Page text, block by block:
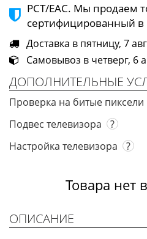
РСТ/ЕАС. Мы продаем
сертифицированный в
Доставка в пятницу, 7
Самовывоз в четверг, 6
ДОПОЛНИТЕЛЬНЫЕ
Проверка на битые пиксели
Подвес телевизора
?
Настройка телевизора
?
Товара нет
ОПИСАНИЕ